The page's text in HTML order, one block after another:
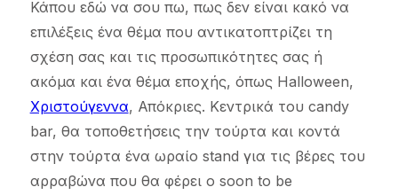
Κάπου εδώ να σου πω, πως δεν είναι κακό να
επιλέξεις ένα θέμα που αντικατοπτρίζει τη
σχέση σας και τις προσωπικότητες σας ή
ακόμα και ένα θέμα εποχής, όπως Halloween,
Χριστούγεννα, Απόκριες. Κεντρικά του candy
bar, θα τοποθετήσεις την τούρτα και κοντά
στην τούρτα ένα ωραίο stand για τις βέρες του
αρραβώνα που θα φέρει ο soon to be